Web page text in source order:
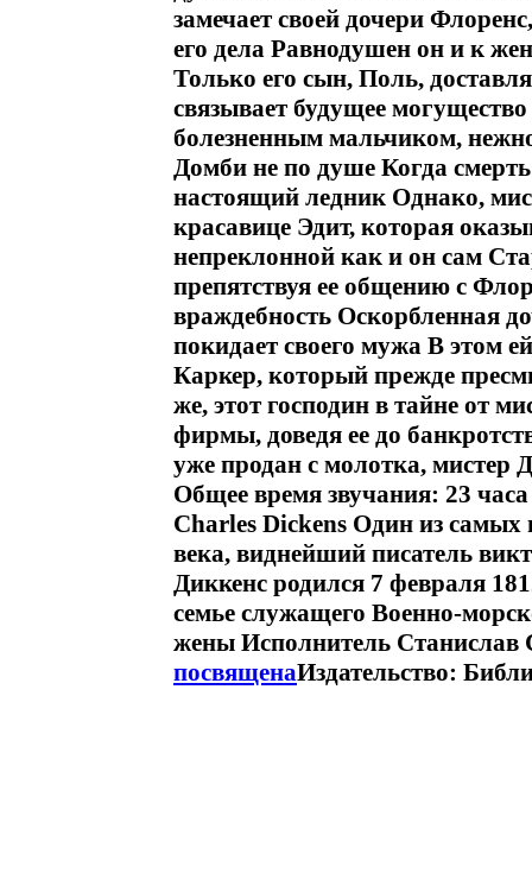
замечает своей дочери
его дела Равнодушен он и к
Только его сын, Поль,
связывает будущее
болезненным мальчиком,
Домби не по душе Когда
настоящий ледник Однако,
красавице Эдит, которая
непреклонной как и он сам
препятствуя ее общению с
враждебность Оскорбленная
покидает своего мужа В этом
Каркер, который прежде
же, этот господин в тайне от
фирмы, доведя ее до
уже продан с молотка, мистер
Общее время звучания: 23
Charles Dickens Один из самых
века, виднейший писатель
Диккенс родился 7 февраля
семье служащего Военно-
жены Исполнитель
посвященаИздательство: